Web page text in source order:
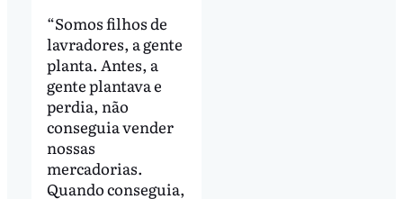
“Somos filhos de
lavradores, a gente
planta. Antes, a
gente plantava e
perdia, não
conseguia vender
nossas
mercadorias.
Quando conseguia,